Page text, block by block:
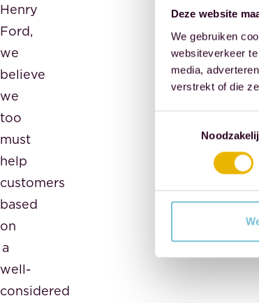
Deze website
We gebruiken
websiteverkeer
media,
verstrekt of die
Henry
Ford,
we
believe
we
too
must
help
customers
based
on
a
well-
considered